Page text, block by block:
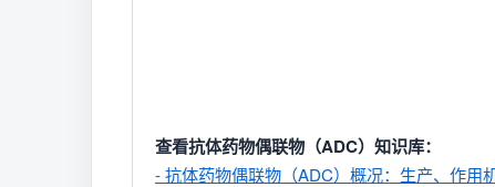
查看抗体药物偶联物（ADC）知识库：
- 抗体药物偶联物（ADC）概况：生产、作用